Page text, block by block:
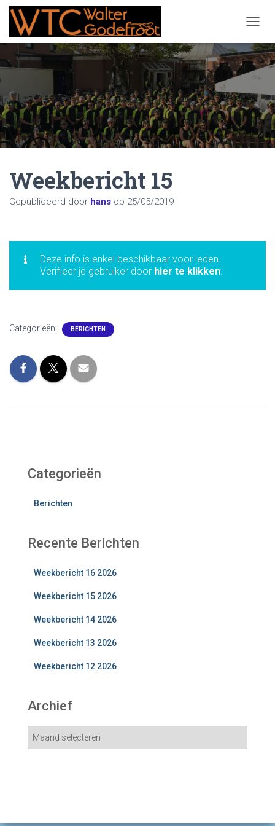
Weekbericht 15
Gepubliceerd door hans op 25/05/2019
Deze info is enkel beschikbaar voor leden.
Verifieer je gebruiker door hier te klikken.
Categorieën: BERICHTEN
Categorieën
Berichten
Recente Berichten
Weekbericht 16 2026
Weekbericht 15 2026
Weekbericht 14 2026
Weekbericht 13 2026
Weekbericht 12 2026
Archief